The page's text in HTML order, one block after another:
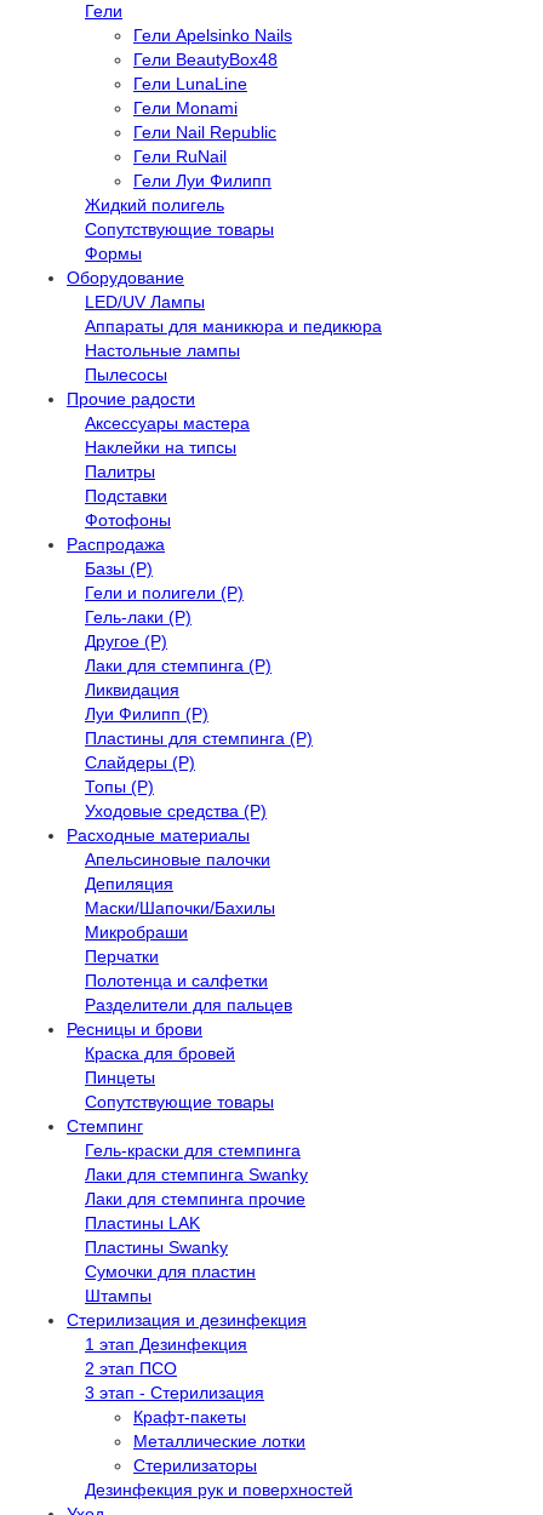
Гели
Гели Apelsinko Nails
Гели BeautyBox48
Гели LunaLine
Гели Monami
Гели Nail Republic
Гели RuNail
Гели Луи Филипп
Жидкий полигель
Сопутствующие товары
Формы
Оборудование
LED/UV Лампы
Аппараты для маникюра и педикюра
Настольные лампы
Пылесосы
Прочие радости
Аксессуары мастера
Наклейки на типсы
Палитры
Подставки
Фотофоны
Распродажа
Базы (Р)
Гели и полигели (Р)
Гель-лаки (Р)
Другое (Р)
Лаки для стемпинга (Р)
Ликвидация
Луи Филипп (Р)
Пластины для стемпинга (Р)
Слайдеры (Р)
Топы (Р)
Уходовые средства (Р)
Расходные материалы
Апельсиновые палочки
Депиляция
Маски/Шапочки/Бахилы
Микробраши
Перчатки
Полотенца и салфетки
Разделители для пальцев
Ресницы и брови
Краска для бровей
Пинцеты
Сопутствующие товары
Стемпинг
Гель-краски для стемпинга
Лаки для стемпинга Swanky
Лаки для стемпинга прочие
Пластины LAK
Пластины Swanky
Сумочки для пластин
Штампы
Стерилизация и дезинфекция
1 этап Дезинфекция
2 этап ПСО
3 этап - Стерилизация
Крафт-пакеты
Металлические лотки
Стерилизаторы
Дезинфекция рук и поверхностей